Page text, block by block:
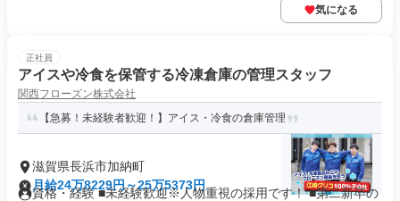
気になる
正社員
アイスや冷食を保管する冷凍倉庫の管理スタッフ
関西フローズン株式会社
【急募！未経験者歓迎！】アイス・冷食の倉庫管理
滋賀県長浜市加納町
月給24万8229円～25万5373円
資格・経験 ■未経験歓迎※人物重視の採用です！ ■第二新卒の